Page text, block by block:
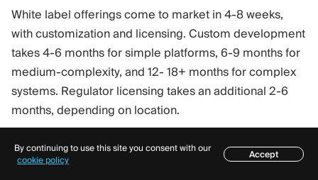
White label offerings come to market in 4-8 weeks,
with customization and licensing. Custom development
takes 4-6 months for simple platforms, 6-9 months for
medium-complexity, and 12- 18+ months for complex
systems. Regulator licensing takes an additional 2-6
months, depending on location.
Are Binary Options Legal?
สารบัญ
By continuing to use this site you consent with our
cookie policy
Accept